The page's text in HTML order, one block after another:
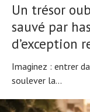
Un trésor
sauvé par
d’exception
Imaginez : entrer
soulever la...